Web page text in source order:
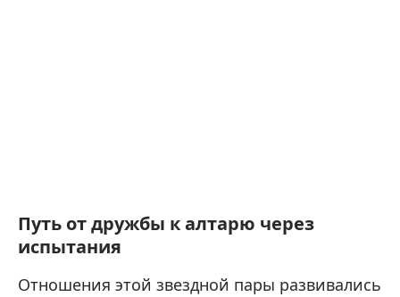
Путь от дружбы к алтарю через
испытания
Отношения этой звездной пары развивались